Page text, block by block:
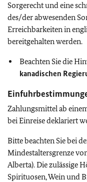
Sorgerecht und eine
des/der abwesenden
Erreichbarkeiten in
bereitgehalten werden.
Beachten Sie die
kanadischen
Zahlungsmittel ab
bei Einreise deklariert
Bitte beachten Sie bei
Mindestaltersgrenze
Alberta). Die zulässige
Spirituosen, Wein und